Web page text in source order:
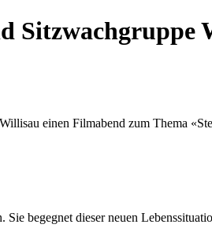
Sitzwachgruppe
einen Filmabend zum Thema
begegnet dieser neuen